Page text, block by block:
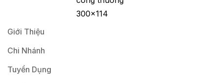
Giới Thiệu
Chi Nhánh
Tuyển Dụng